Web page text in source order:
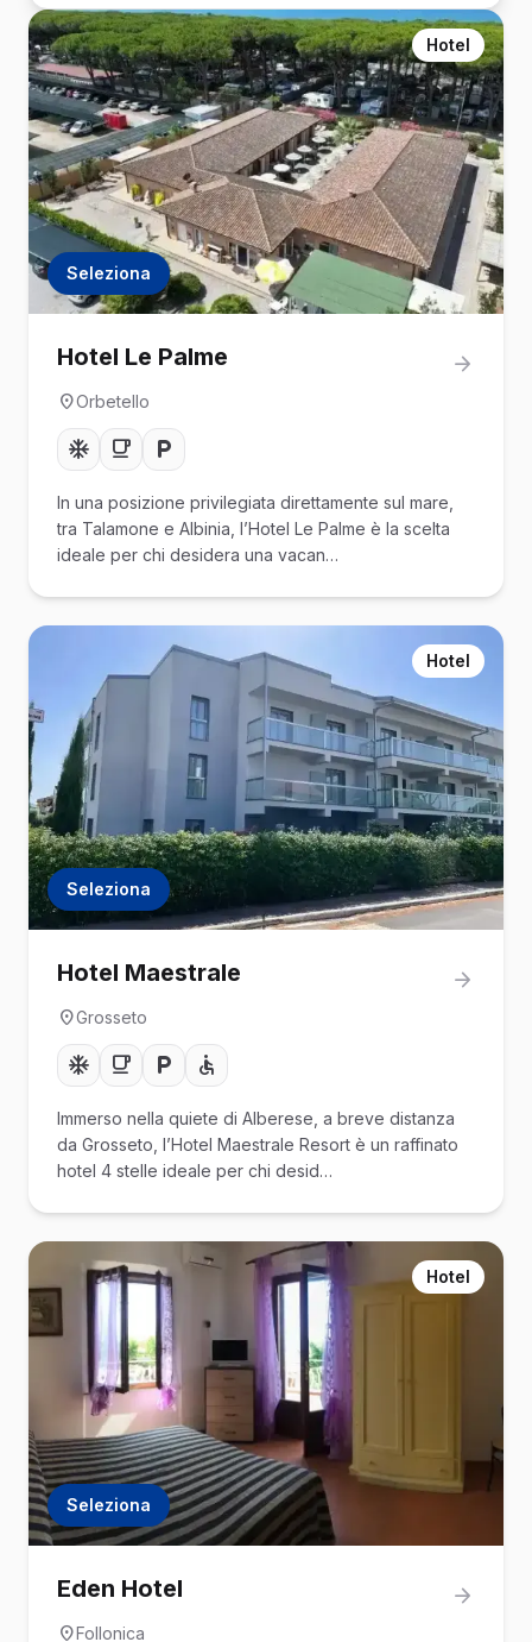
Hotel
Seleziona
Hotel Le Palme
Orbetello
In una posizione privilegiata direttamente sul mare,
tra Talamone e Albinia, l’Hotel Le Palme è la scelta
ideale per chi desidera una vacan…
Hotel
Seleziona
Hotel Maestrale
Grosseto
Immerso nella quiete di Alberese, a breve distanza
da Grosseto, l’Hotel Maestrale Resort è un raffinato
hotel 4 stelle ideale per chi desid…
Hotel
Seleziona
Eden Hotel
Follonica